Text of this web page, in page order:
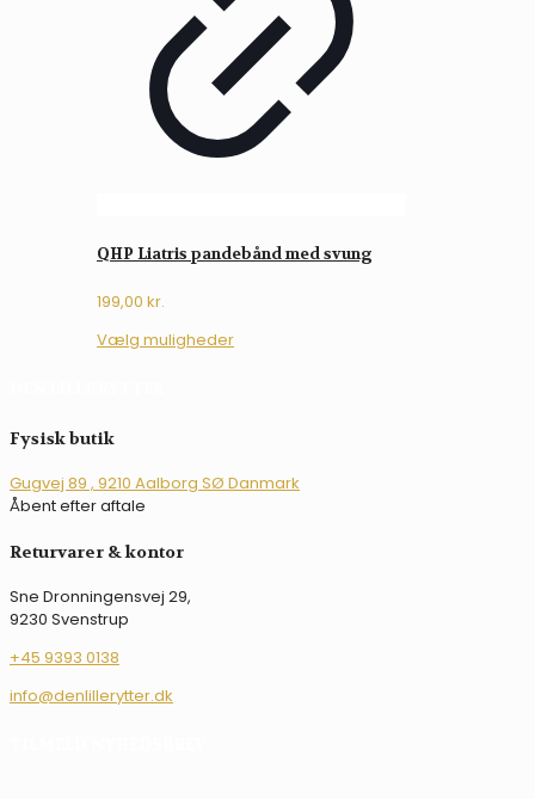
QHP Liatris pandebånd med svung
199,00 kr.
Vælg mulighederDette
kan
vælges
Fysisk butik
Gugvej 89 , 9210 Aalborg SØ Danmark
Åbent efter aftale
Returvarer & kontor
Sne Dronningensvej 29,
9230 Svenstrup
+45 9393 0138
info@denlillerytter.dk